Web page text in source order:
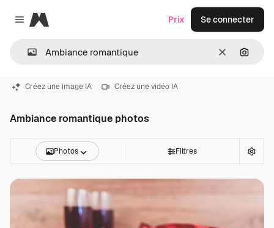
Close menu
Magnific
Effacer
Prix Se connecter
Créez une image IA Créez une vidéo IA
Ambiance romantique photos
Photos Filtres